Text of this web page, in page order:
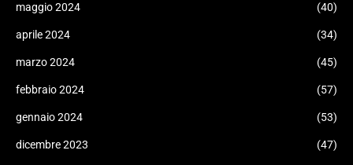
maggio 2024 (40)
aprile 2024 (34)
marzo 2024 (45)
febbraio 2024 (57)
gennaio 2024 (53)
dicembre 2023 (47)